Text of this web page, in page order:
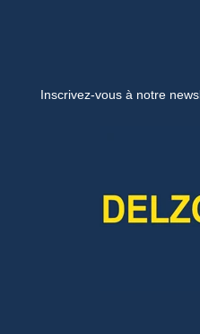
Inscrivez-vous à notre